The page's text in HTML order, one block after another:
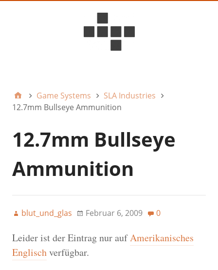
Game Systems
SLA Industries
12.7mm Bullseye Ammunition
12.7mm Bullseye
Ammunition
blut_und_glas Februar 6, 2009 0
Leider ist der Eintrag nur aufAmerikanisches
Englischverfügbar.